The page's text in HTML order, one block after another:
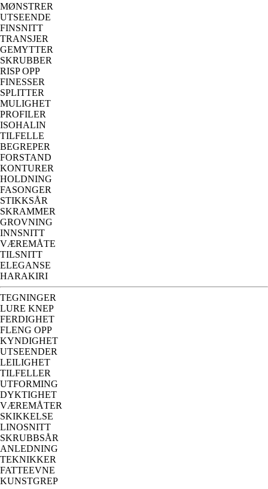
MØNSTRER
UTSEENDE
FINSNITT
TRANSJER
GEMYTTER
SKRUBBER
RISP OPP
FINESSER
SPLITTER
MULIGHET
PROFILER
ISOHALIN
TILFELLE
BEGREPER
FORSTAND
KONTURER
HOLDNING
FASONGER
STIKKSÅR
SKRAMMER
GROVNING
INNSNITT
VÆREMÅTE
TILSNITT
ELEGANSE
HARAKIRI
TEGNINGER
LURE KNEP
FERDIGHET
FLENG OPP
KYNDIGHET
UTSEENDER
LEILIGHET
TILFELLER
UTFORMING
DYKTIGHET
VÆREMÅTER
SKIKKELSE
LINOSNITT
SKRUBBSÅR
ANLEDNING
TEKNIKKER
FATTEEVNE
KUNSTGREP